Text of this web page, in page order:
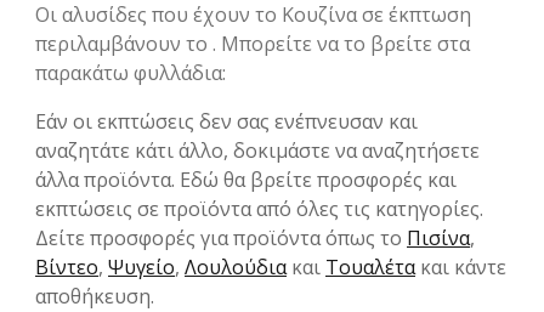
Οι αλυσίδες που έχουν το Κουζίνα σε έκπτωση
περιλαμβάνουν το . Μπορείτε να το βρείτε στα
παρακάτω φυλλάδια:
Εάν οι εκπτώσεις δεν σας ενέπνευσαν και
αναζητάτε κάτι άλλο, δοκιμάστε να αναζητήσετε
άλλα προϊόντα. Εδώ θα βρείτε προσφορές και
εκπτώσεις σε προϊόντα από όλες τις κατηγορίες.
Δείτε προσφορές για προϊόντα όπως το Πισίνα,
Βίντεο, Ψυγείο, Λουλούδιακαι Τουαλέτακαι κάντε
αποθήκευση.